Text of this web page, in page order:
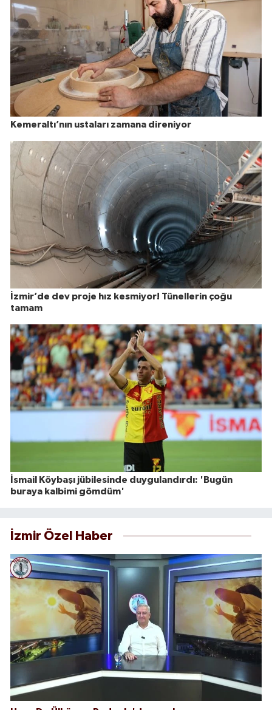
Kemeraltı’nın ustaları zamana direniyor
İzmir’de dev proje hız kesmiyor! Tünellerin çoğu
tamam
İsmail Köybaşı jübilesinde duygulandırdı: 'Bugün
buraya kalbimi gömdüm'
İzmir Özel Haber